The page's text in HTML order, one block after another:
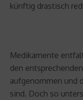
künftig drastisch
Medikamente
den
aufgenommen und
sind. Doch so